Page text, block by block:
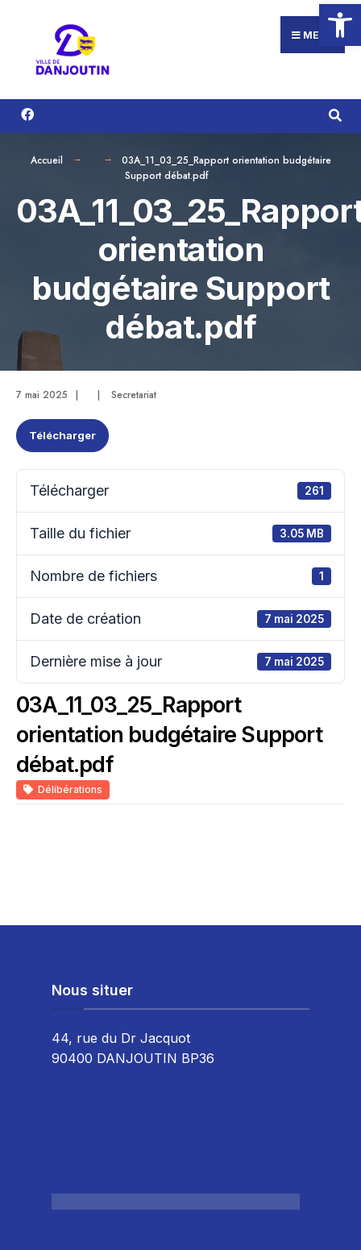
Ouvrir
contenu
MENU
Accueil
03A_11_03_25_Rapport orientation budgétaire
Support débat.pdf
orientation
budgétaire Support
débat.pdf
7 mai 2025 | | Secretariat
Télécharger
Télécharger 261
Taille du fichier 3.05 MB
Nombre de fichiers 1
Date de création 7 mai 2025
Dernière mise à jour 7 mai 2025
03A_11_03_25_Rapport
orientation budgétaire Support
débat.pdf
Délibérations
Nous situer
44, rue du Dr Jacquot
90400 DANJOUTIN BP36
for: